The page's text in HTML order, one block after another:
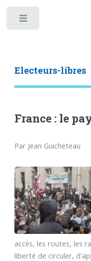
Electeurs-libres
France : le
Par Jean Guicheteau
accès, les routes, les
liberté de circuler,